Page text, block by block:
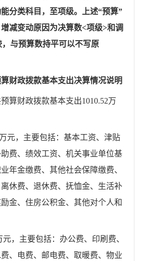
分类科目 ，
至项级。上述“预算”
减变动原因为决算数<项级>和调
，与预算数持平可以不写原
财政拨款基本支出决算情况说明
算财政拨款基本支出1010.52万
万元，主要包括：基本工资、津贴
费、绩效工资、机关事业单位基
年金缴费、其他社会保障缴费、
休费、退休费、抚恤金、生活补
金、住房公积金、其他对个人和
元，主要包括：办公费、印刷费、
、电费、邮电费、取暖费、物业